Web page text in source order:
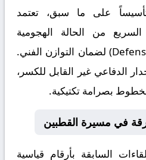
على ما سبق، تعتمد
من الحالة الهجومية
للدفاعية (Defensive Transition) لضمان التوازن الفني.
الدفاعي غير القابل للكسر،
بصرامة تكتيكية.
في مسيرة القطبين
السابقة بأرقام قياسية